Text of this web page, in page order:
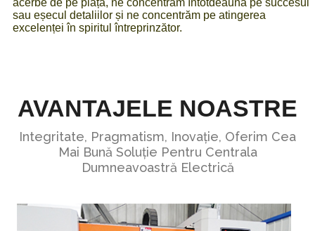
sau eșecul detaliilor și ne concentrăm pe atingerea
excelenței în spiritul întreprinzător.
AVANTAJELE NOASTRE
Integritate, Pragmatism, Inovație, Oferim Cea
Mai Bună Soluție Pentru Centrala
Dumneavoastră Electrică